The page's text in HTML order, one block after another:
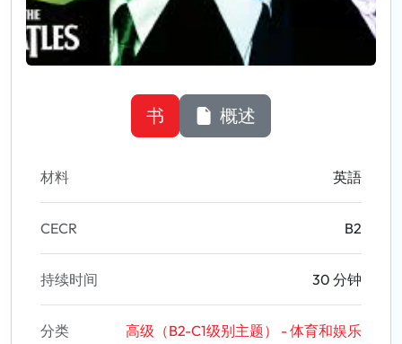
书 概述
材料 英語
CECR B2
持续时间 30 分钟
分类 高级（B2-C1级别主题） - 体育和娱乐